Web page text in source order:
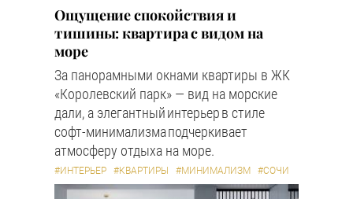
Ощущение спокойствия и
тишины: квартира с видом на
море
За панорамными окнами квартиры в ЖК
«Королевский парк» — вид на морские
дали, а элегантный интерьер в стиле
софт-минимализма подчеркивает
атмосферу отдыха на море.
#ИНТЕРЬЕР #КВАРТИРЫ #МИНИМАЛИЗМ #СОЧИ